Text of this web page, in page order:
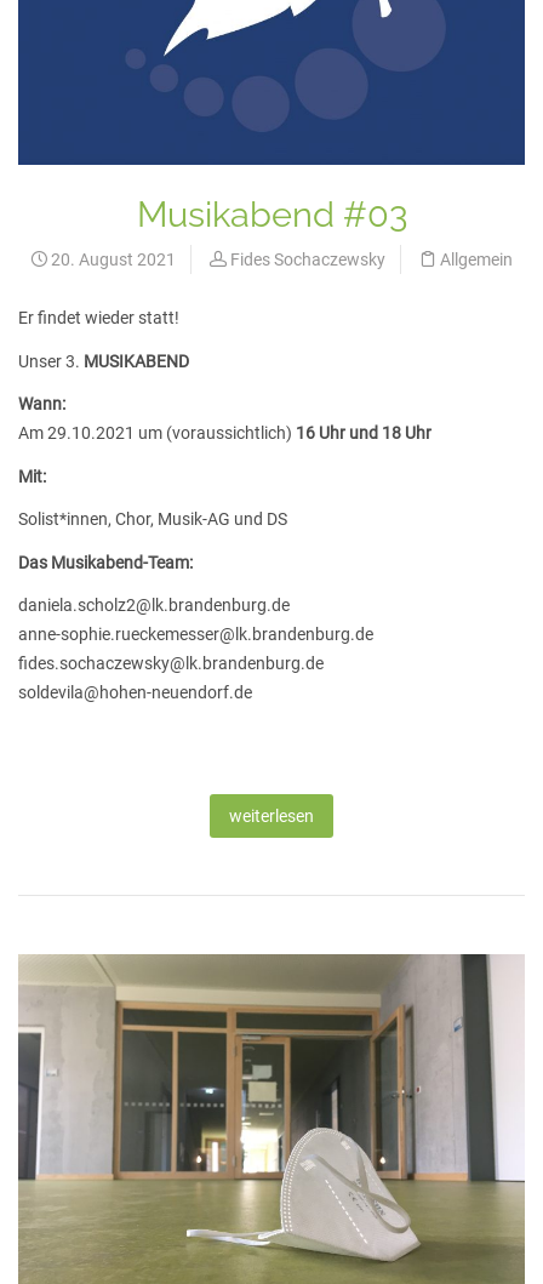
Musikabend #03
20. August 2021 Fides Sochaczewsky Allgemein
Er findet wieder statt!
Unser 3. MUSIKABEND
Wann:
Am 29.10.2021 um (voraussichtlich) 16 Uhr und 18 Uhr
Mit:
Solist*innen, Chor, Musik-AG und DS
Das Musikabend-Team:
daniela.scholz2@lk.brandenburg.de
anne-sophie.rueckemesser@lk.brandenburg.de
fides.sochaczewsky@lk.brandenburg.de
soldevila@hohen-neuendorf.de
weiterlesen